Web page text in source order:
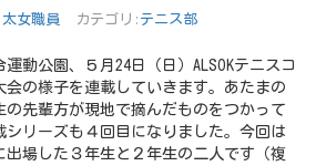
太女職員 カテゴリ: テニス部
動公園、５月24日（日）ALSOKテニスコ
会の様子を連載していきます。あたまの
の先輩方が現地で摘んだものをつかって
シリーズも４回目になりました。今回は
出場した３年生と２年生の二人です（複